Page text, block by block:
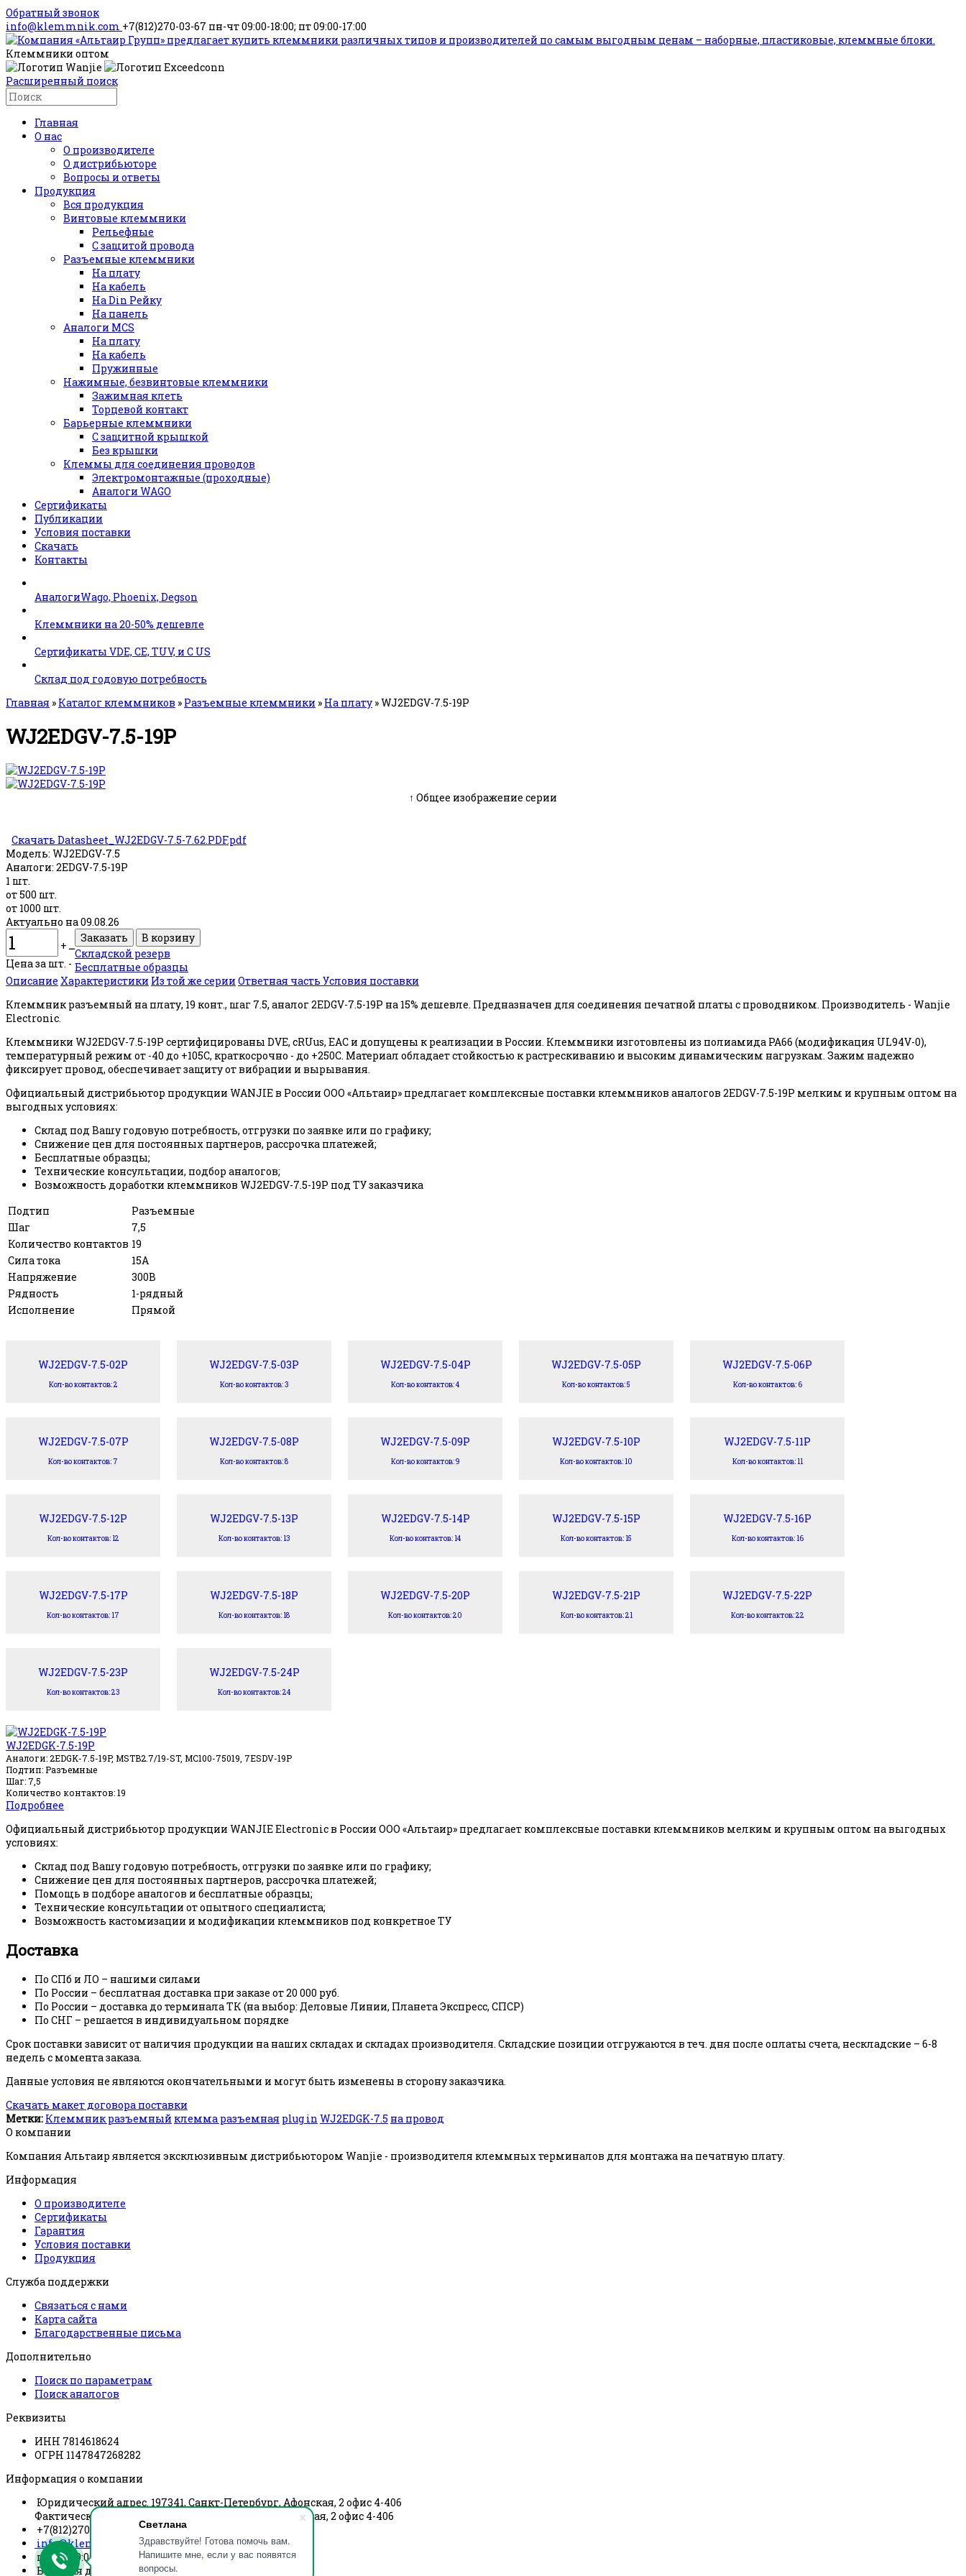
Светлана
Здравствуйте! Готова помочь вам.
Напишите мне, если у вас появятся
вопросы.
Обратный звонок
info@klemmnik.com +7(812)270-03-67 пн-чт 09:00-18:00; пт 09:00-17:00
Клеммники оптом
Расширенный поиск
Главная
О нас
О производителе
О дистрибьюторе
Вопросы и ответы
Продукция
Вся продукция
Винтовые клеммники
Рельефные
С защитой провода
Разъемные клеммники
На плату
На кабель
На Din Рейку
На панель
Аналоги MCS
На плату
На кабель
Пружинные
Нажимные, безвинтовые клеммники
Зажимная клеть
Торцевой контакт
Барьерные клеммники
С защитной крышкой
Без крышки
Клеммы для соединения проводов
Электромонтажные (проходные)
Аналоги WAGO
Сертификаты
Публикации
Условия поставки
Скачать
Контакты
АналогиWago, Phoenix, Degson
Клеммники на 20-50% дешевле
Сертификаты VDE, CE, TUV, и C US
Склад под годовую потребность
Главная » Каталог клеммников » Разъемные клеммники » На плату »WJ2EDGV-7.5-19P
WJ2EDGV-7.5-19P
↑ Общее изображение серии
Скачать Datasheet_WJ2EDGV-7.5-7.62.PDF.pdf
Модель: WJ2EDGV-7.5
Аналоги: 2EDGV-7.5-19P
1 шт.
от 500 шт.
от 1000 шт.
Актуально на 09.08.26
+ ــ
Цена за шт. -
Складской резерв
Бесплатные образцы
Описание Характеристики Из той же серии Ответная часть Условия поставки
Клеммник разъемный на плату, 19 конт., шаг 7.5, аналог 2EDGV-7.5-19P на 15% дешевле. Предназначен для соединения печатной платы с проводником. Производитель - Wanjie
Electronic.
Клеммники WJ2EDGV-7.5-19P сертифицированы DVE, cRUus, EAC и допущены к реализации в России. Клеммники изготовлены из полиамида PA66 (модификация UL94V-0),
температурный режим от -40 до +105С, краткосрочно - до +250С. Материал обладает стойкостью к растрескиванию и высоким динамическим нагрузкам. Зажим надежно
фиксирует провод, обеспечивает защиту от вибрации и вырывания.
Официальный дистрибьютор продукции WANJIE в России ООО «Альтаир» предлагает комплексные поставки клеммников аналогов 2EDGV-7.5-19P мелким и крупным оптом на
выгодных условиях:
Склад под Вашу годовую потребность, отгрузки по заявке или по графику;
Снижение цен для постоянных партнеров, рассрочка платежей;
Бесплатные образцы;
Технические консультации, подбор аналогов;
Возможность доработки клеммников WJ2EDGV-7.5-19P под ТУ заказчика
Подтип
Разъемные
Шаг
7,5
Количество контактов 19
Сила тока
15А
Напряжение
300В
Рядность
1-рядный
Исполнение
Прямой
WJ2EDGV-7.5-02P
Кол-во контактов: 2
WJ2EDGV-7.5-03P
Кол-во контактов: 3
WJ2EDGV-7.5-04P
Кол-во контактов: 4
WJ2EDGV-7.5-05P
Кол-во контактов: 5
WJ2EDGV-7.5-06P
Кол-во контактов: 6
WJ2EDGV-7.5-07P
Кол-во контактов: 7
WJ2EDGV-7.5-08P
Кол-во контактов: 8
WJ2EDGV-7.5-09P
Кол-во контактов: 9
WJ2EDGV-7.5-10P
Кол-во контактов: 10
WJ2EDGV-7.5-11P
Кол-во контактов: 11
WJ2EDGV-7.5-12P
Кол-во контактов: 12
WJ2EDGV-7.5-13P
Кол-во контактов: 13
WJ2EDGV-7.5-14P
Кол-во контактов: 14
WJ2EDGV-7.5-15P
Кол-во контактов: 15
WJ2EDGV-7.5-16P
Кол-во контактов: 16
WJ2EDGV-7.5-17P
Кол-во контактов: 17
WJ2EDGV-7.5-18P
Кол-во контактов: 18
WJ2EDGV-7.5-20P
Кол-во контактов: 20
WJ2EDGV-7.5-21P
Кол-во контактов: 21
WJ2EDGV-7.5-22P
Кол-во контактов: 22
WJ2EDGV-7.5-23P
Кол-во контактов: 23
WJ2EDGV-7.5-24P
Кол-во контактов: 24
WJ2EDGK-7.5-19P
Аналоги: 2EDGK-7.5-19P, MSTB2.7/19-ST, MC100-75019, 7ESDV-19P
Подтип: Разъемные
Шаг: 7,5
Количество контактов: 19
Подробнее
Официальный дистрибьютор продукции WANJIE Electronic в России ООО «Альтаир» предлагает комплексные поставки клеммников мелким и крупным оптом на выгодных
условиях:
Склад под Вашу годовую потребность, отгрузки по заявке или по графику;
Снижение цен для постоянных партнеров, рассрочка платежей;
Помощь в подборе аналогов и бесплатные образцы;
Технические консультации от опытного специалиста;
Возможность кастомизации и модификации клеммников под конкретное ТУ
Доставка
По СПб и ЛО – нашими силами
По России – бесплатная доставка при заказе от 20 000 руб.
По России – доставка до терминала ТК (на выбор: Деловые Линии, Планета Экспресс, СПСР)
По СНГ – решается в индивидуальном порядке
Срок поставки зависит от наличия продукции на наших складах и складах производителя. Складские позиции отгружаются в теч. дня после оплаты счета, нескладские – 6-8
недель с момента заказа.
Данные условия не являются окончательными и могут быть изменены в сторону заказчика.
Скачать макет договора поставки
Метки: Клеммник разъемный клемма разъемная plug in WJ2EDGK-7.5 на провод
О компании
Компания Альтаир является эксклюзивным дистрибьютором Wanjie - производителя клеммных терминалов для монтажа на печатную плату.
Информация
О производителе
Сертификаты
Гарантия
Условия поставки
Продукция
Служба поддержки
Связаться с нами
Карта сайта
Благодарственные письма
Дополнительно
Поиск по параметрам
Поиск аналогов
Реквизиты
ИНН 7814618624
ОГРН 1147847268282
Информация о компании
Юридический адрес. 197341, Санкт-Петербург, Афонская, 2 офис 4-406
Фактический адрес. 197341, Санкт-Петербург, Афонская, 2 офис 4-406
+7(812)270-03-67
info@klemmnik.com
пн-чт 09:00-18:00 пт 09:00-17:00
Быстрая доставка